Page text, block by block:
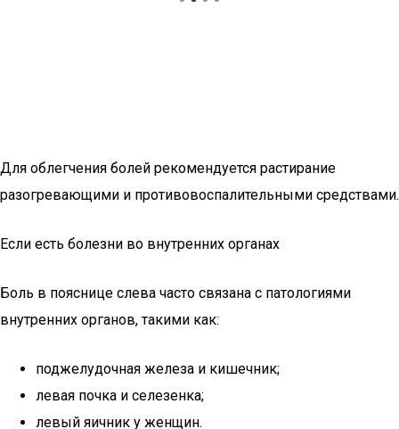
Для облегчения болей рекомендуется растирание
разогревающими и противовоспалительными средствами.
Если есть болезни во внутренних органах
Боль в пояснице слева часто связана с патологиями
внутренних органов, такими как:
поджелудочная железа и кишечник;
левая почка и селезенка;
левый яичник у женщин.